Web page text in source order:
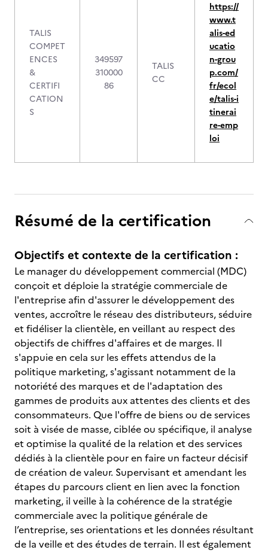
TALIS
COMPET
ENCES
&
CERTIFI
CATION
S
349597
310000
86
TALIS
CC
https://
www.t
alis-ed
ucatio
n-grou
p.com/
fr/ecol
e/talis-i
tinerai
re-emp
loi
Résumé de la certification
Objectifs et contexte de la certification :
Le manager du développement commercial (MDC)
conçoit et déploie la stratégie commerciale de
l'entreprise afin d'assurer le développement des
ventes, accroître le réseau des distributeurs, séduire
et fidéliser la clientèle, en veillant au respect des
objectifs de chiffres d'affaires et de marges. Il
s'appuie en cela sur les effets attendus de la
politique marketing, s'agissant notamment de la
notoriété des marques et de l'adaptation des
gammes de produits aux attentes des clients et des
consommateurs. Que l'offre de biens ou de services
soit à visée de masse, ciblée ou spécifique, il analyse
et optimise la qualité de la relation et des services
dédiés à la clientèle pour en faire un facteur décisif
de création de valeur. Supervisant et amendant les
étapes du parcours client en lien avec la fonction
marketing, il veille à la cohérence de la stratégie
commerciale avec la politique générale de
l’entreprise, ses orientations et les données résultant
de la veille et des études de terrain. Il est également